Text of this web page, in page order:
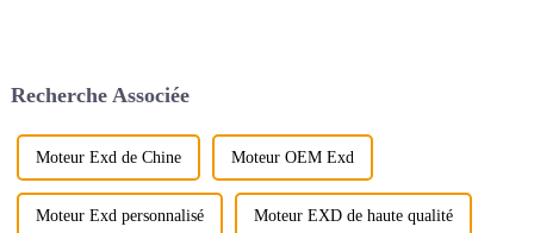
fonctionne, l'angle entre...
Recherche Associée
Moteur Exd de Chine Moteur OEM Exd
Moteur Exd personnalisé Moteur EXD de haute qualité